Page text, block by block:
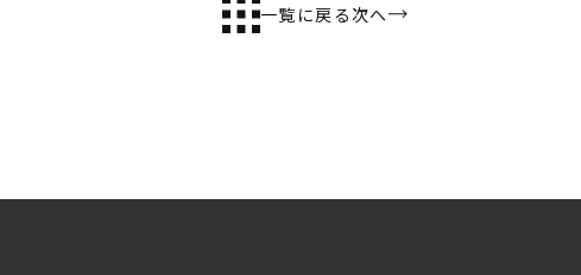
施工事例
一覧に戻る次へ